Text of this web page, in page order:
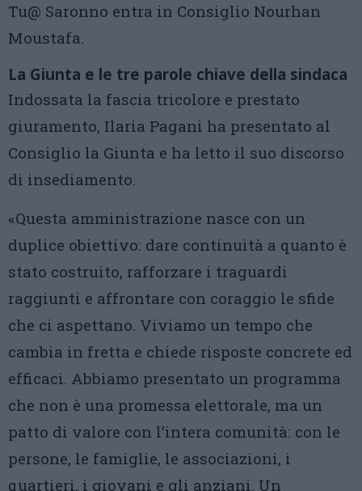
Tu@ Saronno entra in Consiglio Nourhan
Moustafa.
La Giunta e le tre parole chiave della sindaca
Indossata la fascia tricolore e prestato
giuramento, Ilaria Pagani ha presentato al
Consiglio la Giunta e ha letto il suo discorso
di insediamento.
«Questa amministrazione nasce con un
duplice obiettivo: dare continuità a quanto è
stato costruito, rafforzare i traguardi
raggiunti e affrontare con coraggio le sfide
che ci aspettano. Viviamo un tempo che
cambia in fretta e chiede risposte concrete ed
efficaci. Abbiamo presentato un programma
che non è una promessa elettorale, ma un
patto di valore con l’intera comunità: con le
persone, le famiglie, le associazioni, i
quartieri, i giovani e gli anziani. Un